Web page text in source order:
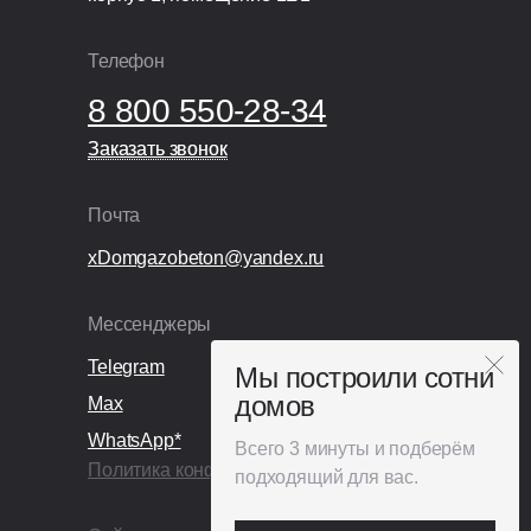
xDomgazobeton@yandex.ru
Почта
Мессенджеры
Telegram
WhatsApp*
Max
8 800 550-28-34
Политика конфиденциальности
Заказать звонок
Заказать звонок
Телефон
Всего 3 минуты и подберём
подходящий для вас.
Мы построили сотни
домов